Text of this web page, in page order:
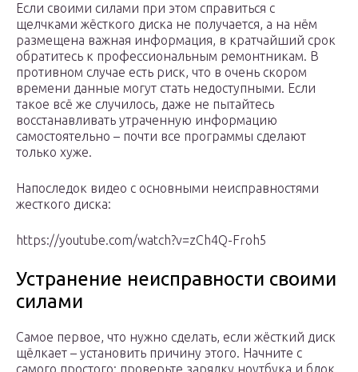
Если своими силами при этом справиться с
щелчками жёсткого диска не получается, а на нём
размещена важная информация, в кратчайший срок
обратитесь к профессиональным ремонтникам. В
противном случае есть риск, что в очень скором
времени данные могут стать недоступными. Если
такое всё же случилось, даже не пытайтесь
восстанавливать утраченную информацию
самостоятельно – почти все программы сделают
только хуже.
Напоследок видео с основными неисправностями
жесткого диска:
https://youtube.com/watch?v=zCh4Q-Froh5
Устранение неисправности своими
силами
Самое первое, что нужно сделать, если жёсткий диск
щёлкает – установить причину этого. Начните с
самого простого: проверьте зарядку ноутбука и блок